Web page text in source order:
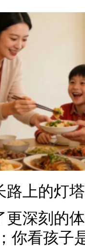
路上的灯塔
更深刻的
你看孩子